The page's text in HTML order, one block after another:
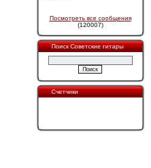
Посмотреть все сообщения
(120007)
Поиск Советские гитары
Счетчики